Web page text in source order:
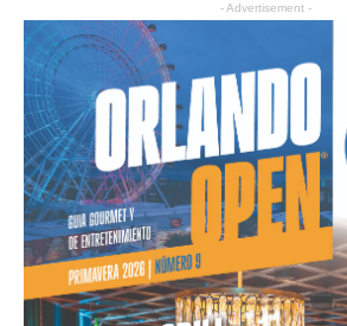
- Advertisement -